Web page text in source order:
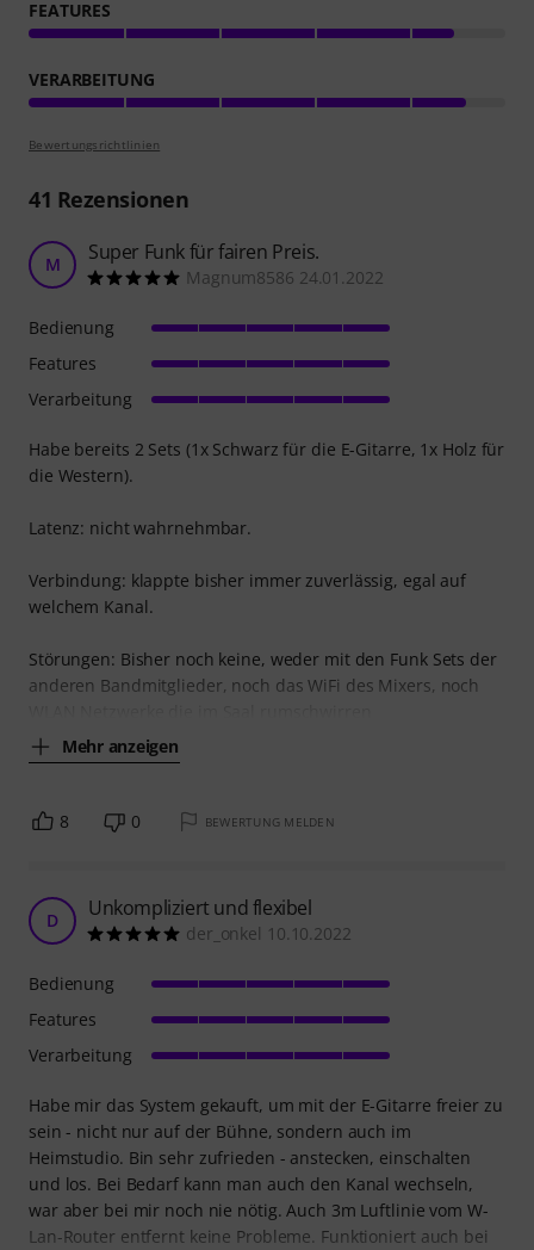
FEATURES
VERARBEITUNG
Bewertungsrichtlinien
41 Rezensionen
M Super Funk für fairen Preis.
Magnum8586 24.01.2022
Habe bereits 2 Sets (1x Schwarz für die E-Gitarre, 1x Holz für
die Western).
Latenz: nicht wahrnehmbar.
Verbindung: klappte bisher immer zuverlässig, egal auf
welchem Kanal.
Störungen: Bisher noch keine, weder mit den Funk Sets der
anderen Bandmitglieder, noch das WiFi des Mixers, noch
Mehr anzeigen
Bedienung
Features
Verarbeitung
8 0 BEWERTUNG MELDEN
D Unkompliziert und flexibel
der_onkel 10.10.2022
Habe mir das System gekauft, um mit der E-Gitarre freier zu
sein - nicht nur auf der Bühne, sondern auch im
Heimstudio. Bin sehr zufrieden - anstecken, einschalten
und los. Bei Bedarf kann man auch den Kanal wechseln,
war aber bei mir noch nie nötig. Auch 3m Luftlinie vom W-
Lan-Router entfernt keine Probleme. Funktioniert auch bei
Bedienung
Features
Verarbeitung